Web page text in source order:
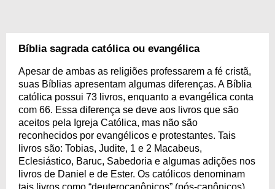
Bíblia sagrada católica ou evangélica
Apesar de ambas as religiões professarem a fé cristã,
suas Bíblias apresentam algumas diferenças. A Bíblia
católica possui 73 livros, enquanto a evangélica conta
com 66. Essa diferença se deve aos livros que são
aceitos pela Igreja Católica, mas não são
reconhecidos por evangélicos e protestantes. Tais
livros são: Tobias, Judite, 1 e 2 Macabeus,
Eclesiástico, Baruc, Sabedoria e algumas adições nos
livros de Daniel e de Ester. Os católicos denominam
tais livros como “deuterocanônicos” (pós-canônicos).